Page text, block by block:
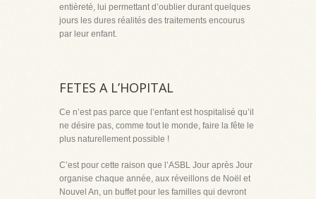
entièreté, lui permettant d’oublier durant quelques
jours les dures réalités des traitements encourus
par leur enfant.
FETES A L’HOPITAL
Ce n’est pas parce que l’enfant est hospitalisé qu’il
ne désire pas, comme tout le monde, faire la fête le
plus naturellement possible !
C’est pour cette raison que l’ASBL Jour après Jour
organise chaque année, aux réveillons de Noël et
Nouvel An, un buffet pour les familles qui devront